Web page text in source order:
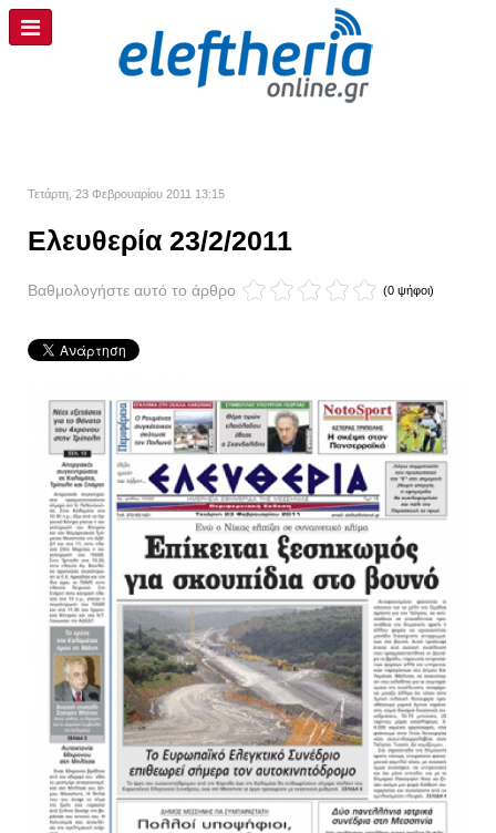
Τετάρτη, 23 Φεβρουαρίου 2011 13:15
Ελευθερία 23/2/2011
Βαθμολογήστε αυτό το άρθρο (0 ψήφοι)